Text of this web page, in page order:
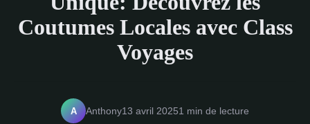
Coutumes Locales avec Class
Voyages
A Anthony13 avril 20251 min de lecture